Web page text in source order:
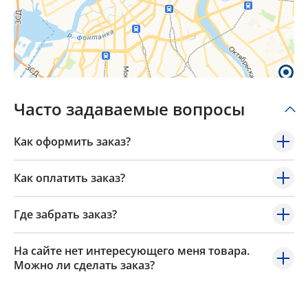
Часто задаваемые вопросы
Как оформить заказ?
Как оплатить заказ?
Где забрать заказ?
На сайте нет интересующего меня товара.
Можно ли сделать заказ?